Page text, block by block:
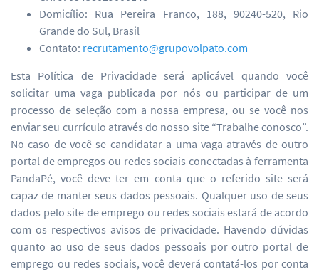
Domicílio: Rua Pereira Franco, 188, 90240-520, Rio
Grande do Sul, Brasil
Contato: recrutamento@grupovolpato.com
Esta Política de Privacidade será aplicável quando você
solicitar uma vaga publicada por nós ou participar de um
processo de seleção com a nossa empresa, ou se você nos
enviar seu currículo através do nosso site “Trabalhe conosco”.
No caso de você se candidatar a uma vaga através de outro
portal de empregos ou redes sociais conectadas à ferramenta
PandaPé, você deve ter em conta que o referido site será
capaz de manter seus dados pessoais. Qualquer uso de seus
dados pelo site de emprego ou redes sociais estará de acordo
com os respectivos avisos de privacidade. Havendo dúvidas
quanto ao uso de seus dados pessoais por outro portal de
emprego ou redes sociais, você deverá contatá-los por conta